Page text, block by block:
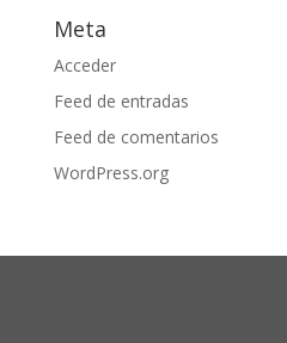
Meta
Acceder
Feed de entradas
Feed de comentarios
WordPress.org